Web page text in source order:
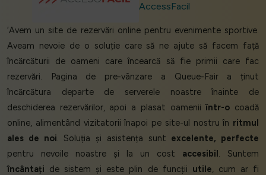
AccessFacil
‘Avem un site de rezervări online pentru evenimente sportive.
Aveam nevoie de o soluție care să ne ajute să facem față
încărcăturii de oameni care încearcă să fie primii care fac
rezervări. Pagina de pre-vânzare a Queue-Fair a ținut
încărcătura departe de serverele noastre înainte de
deschiderea rezervărilor, apoi a plasat oameniiîntr-o coadă
online, alimentând vizitatorii înapoi pe site-ul nostru în ritmul
ales de noi . Soluția și asistența sunt excelente, perfecte
pentru nevoile noastre și la un cost accesibil . Suntem
încântați de sistem și este plin de funcții utile , cum ar fi